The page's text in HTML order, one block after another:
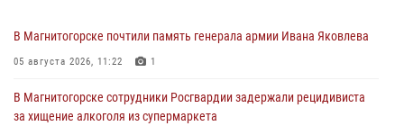
В Магнитогорске почтили память генерала армии Ивана Яковлева
05 августа 2026, 11:22 1
В Магнитогорске сотрудники Росгвардии задержали рецидивиста
за хищение алкоголя из супермаркета